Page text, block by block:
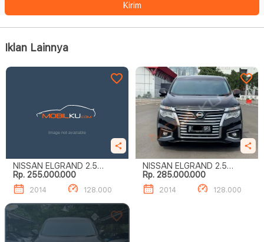
Kirim
Iklan Lainnya
NISSAN ELGRAND 2.5
HIGHWAY STAR
Rp. 255.000.000
2014 128.000
NISSAN ELGRAND 2.5
HIGHWAY STAR
Rp. 285.000.000
2014 128.000